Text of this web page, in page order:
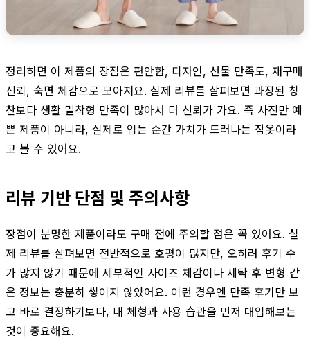
정리하면 이 제품의 장점은 편안함, 디자인, 선물 만족도, 재구매
신뢰, 숙면 체감으로 모아져요. 실제 리뷰를 살펴보면 과장된 칭
찬보다 생활 밀착형 만족이 많아서 더 신뢰가 가요. 즉 사진만 예
쁜 제품이 아니라, 실제로 입는 순간 가치가 드러나는 잠옷이라
고 볼 수 있어요.
리뷰 기반 단점 및 주의사항
장점이 분명한 제품이라도 구매 전에 주의할 점은 꼭 있어요. 실
제 리뷰를 살펴보면 전반적으로 호평이 많지만, 오히려 후기 수
가 많지 않기 때문에 세부적인 사이즈 체감이나 세탁 후 변형 같
은 정보는 충분히 쌓이지 않았어요. 이런 경우엔 만족 후기만 보
고 바로 결정하기보다, 내 체형과 사용 습관을 먼저 대입해보는
것이 중요해요.